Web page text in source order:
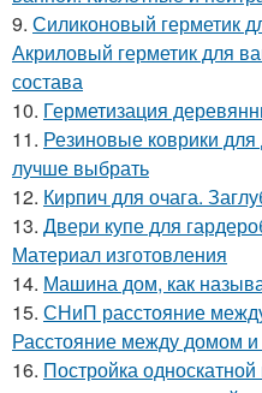
9. Силиконовый герметик
Акриловый герметик для
состава
10. Герметизация
11. Резиновые коврики
лучше выбрать
12. Кирпич для очага.
13. Двери купе для
Материал изготовления
14. Машина дом, как
15. СНиП расстояние
Расстояние между домом
16. Постройка